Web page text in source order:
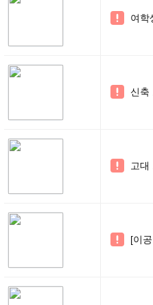
 여학
 신축
 고대
 [이